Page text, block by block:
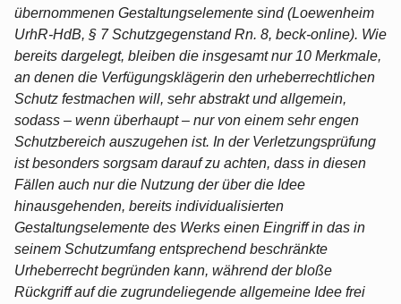
übernommenen Gestaltungselemente sind (Loewenheim
UrhR-HdB, § 7 Schutzgegenstand Rn. 8, beck-online). Wie
bereits dargelegt, bleiben die insgesamt nur 10 Merkmale,
an denen die Verfügungsklägerin den urheberrechtlichen
Schutz festmachen will, sehr abstrakt und allgemein,
sodass – wenn überhaupt – nur von einem sehr engen
Schutzbereich auszugehen ist. In der Verletzungsprüfung
ist besonders sorgsam darauf zu achten, dass in diesen
Fällen auch nur die Nutzung der über die Idee
hinausgehenden, bereits individualisierten
Gestaltungselemente des Werks einen Eingriff in das in
seinem Schutzumfang entsprechend beschränkte
Urheberrecht begründen kann, während der bloße
Rückgriff auf die zugrundeliegende allgemeine Idee frei